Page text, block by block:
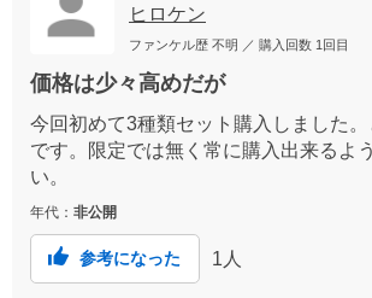
ヒロケン
ファンケル歴 不明 ／ 購入回数 1回目
価格は少々高めだが
今回初めて3種類セット購入しました
です。限定では無く常に購入出来るよ
い。
年代： 非公開
参考になった 1 人